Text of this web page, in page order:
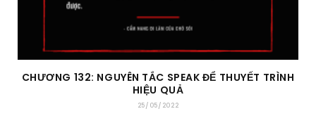
CHƯƠNG 132: NGUYÊN TẮC SPEAK ĐỂ THUYẾT TRÌNH
HIỆU QUẢ
25/05/2022